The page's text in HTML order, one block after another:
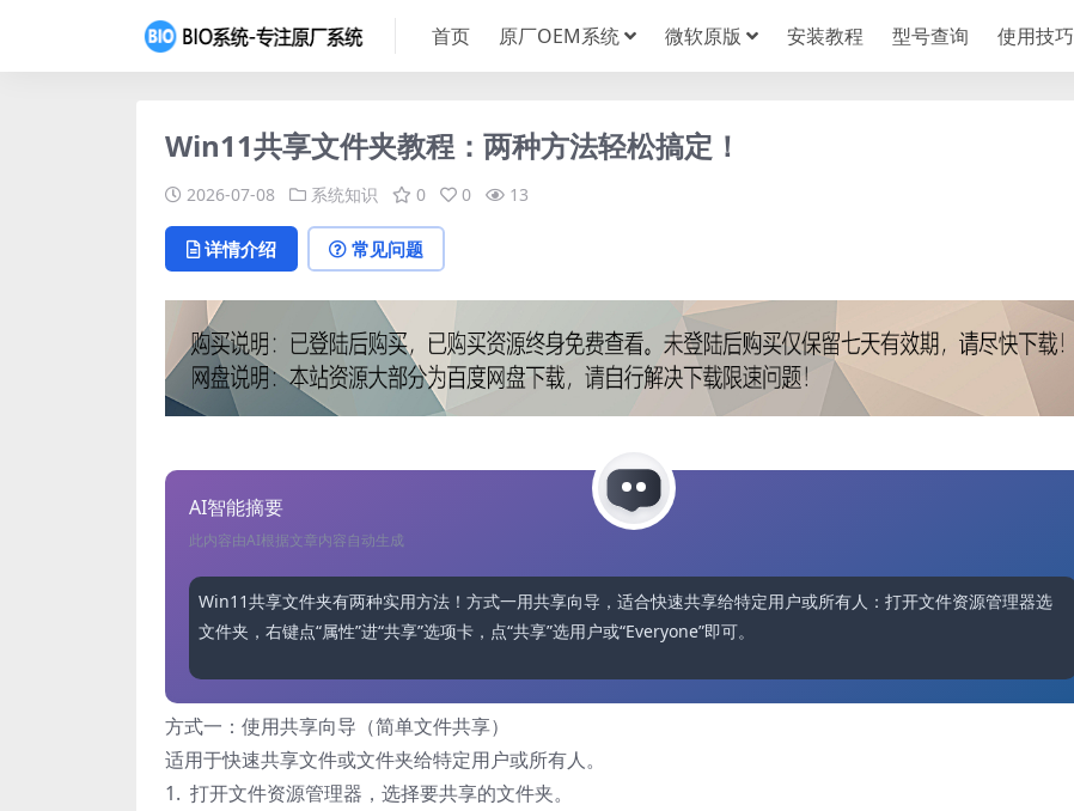
首页 原厂OEM系统 微软原版 安装教程 型号查询 使用技巧
Win11共享文件夹教程：两种方法轻松搞定！
2026-07-08 系统知识 0 0 13
详情介绍 常见问题
AI智能摘要
此内容由AI根据文章内容自动生成
Win11共享文件夹有两种实用方法！方式一用共享向导，适合快速共享给特定用户或所有人：打开文件资源管理器选
文件夹，右键点“属性”进“共享”选项卡，点“共享”选用户或“Everyone”即可。方式二同样简便易操作。掌
方式一：使用共享向导（简单文件共享）
适用于快速共享文件或文件夹给特定用户或所有人。
1. 打开文件资源管理器，选择要共享的文件夹。